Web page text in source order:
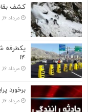
کشف بقایای اجساد ۵
مرداد ۱۶, ۱۴۰۵
یکطرفه
۱۴
مرداد ۱۶, ۱۴۰۵
برخورد پراید با
مرداد ۱۶, ۱۴۰۵